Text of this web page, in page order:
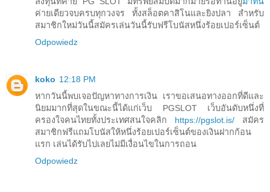
ค่ายเดียวจบครบทุกวงจร ทั้งสล็อตคาสิโนและยิงปลา สำหรับ
สมาชิกใหม่วันนี้สมัครเล่นวันนี้รับฟรีโบนัสหนึ่งร้อยเปอร์เซ็นต์
Odpowiedz
koko 12:18 PM
หากวันนี้พบเจอปัญหาทางการเงิน เราขอเสนอทางออกที่ดีและ
นิยมมากที่สุดในขณะนี้ได้แก่เว็บ PGSLOT เว็บอันดับหนึ่งที่
ครองใจคนไทยทั้งประเทศสนใจคลิก https://pgslot.is/ สมัคร
สมาชิกฟรีแถมโบนัสให้หนึ่งร้อยเปอร์เซ็นต์ของเงินฝากก้อน
แรก เล่นได้รับไปเลยไม่มีเงื่อนไขในการถอน
Odpowiedz